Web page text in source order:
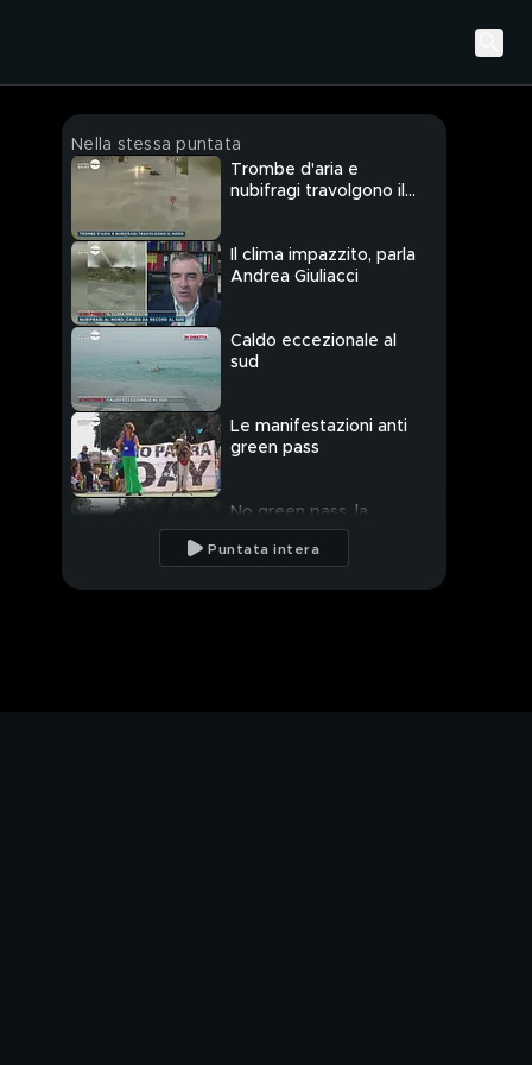
Nella stessa puntata
Trombe d'aria e
nubifragi travolgono il
Il clima impazzito, parla
Andrea Giuliacci
Caldo eccezionale al
sud
Le manifestazioni anti
green pass
No green pass, la
vicequestore sul palco
Puntata intera